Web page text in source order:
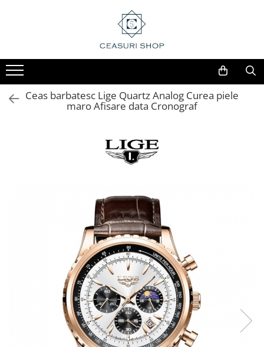
Ceas barbatesc Lige Quartz Analog Curea piele
maro Afisare data Cronograf